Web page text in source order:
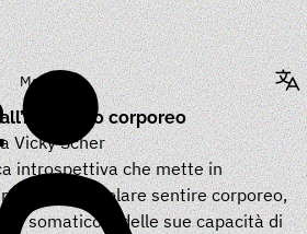
Menu
corporeo
Vicky Scher
introspettiva che mette in
e un particolare sentire corporeo,
somatico e delle sue capacità di